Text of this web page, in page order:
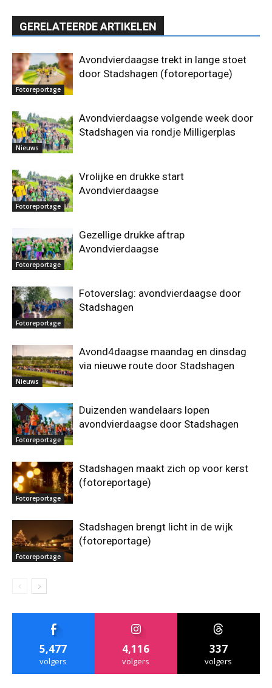
GERELATEERDE ARTIKELEN
Fotoreportage
Avondvierdaagse trekt in lange stoet
door Stadshagen (fotoreportage)
Nieuws
Avondvierdaagse volgende week door
Stadshagen via rondje Milligerplas
Fotoreportage
Vrolijke en drukke start
Avondvierdaagse
Fotoreportage
Gezellige drukke aftrap
Avondvierdaagse
Fotoreportage
Fotoverslag: avondvierdaagse door
Stadshagen
Nieuws
Avond4daagse maandag en dinsdag
via nieuwe route door Stadshagen
Fotoreportage
Duizenden wandelaars lopen
avondvierdaagse door Stadshagen
Fotoreportage
Stadshagen maakt zich op voor kerst
(fotoreportage)
Fotoreportage
Stadshagen brengt licht in de wijk
(fotoreportage)
5,477
volgers
4,116
volgers
337
volgers